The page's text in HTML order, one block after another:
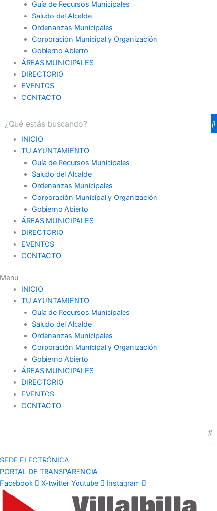
Guía de Recursos Municipales
Saludo del Alcalde
Ordenanzas Municipales
Corporación Municipal y Organización
Gobierno Abierto
ÁREAS MUNICIPALES
DIRECTORIO
EVENTOS
CONTACTO
INICIO
TU AYUNTAMIENTO
Guía de Recursos Municipales
Saludo del Alcalde
Ordenanzas Municipales
Corporación Municipal y Organización
Gobierno Abierto
ÁREAS MUNICIPALES
DIRECTORIO
EVENTOS
CONTACTO
Menu
INICIO
TU AYUNTAMIENTO
Guía de Recursos Municipales
Saludo del Alcalde
Ordenanzas Municipales
Corporación Municipal y Organización
Gobierno Abierto
ÁREAS MUNICIPALES
DIRECTORIO
EVENTOS
CONTACTO
SEDE ELECTRÓNICA
PORTAL DE TRANSPARENCIA
Facebook
X-twitter Youtube Instagram